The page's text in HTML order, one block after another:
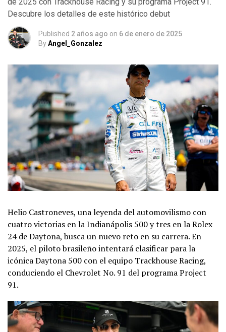
Descubre los detalles de este histórico debut
Published 2 años ago on 6 de enero de 2025
ByAngel_Gonzalez
Helio Castroneves, una leyenda del automovilismo con
cuatro victorias en la Indianápolis 500 y tres en la Rolex
24 de Daytona, busca un nuevo reto en su carrera. En
2025, el piloto brasileño intentará clasificar para la
icónica Daytona 500 con el equipo Trackhouse Racing,
conduciendo el Chevrolet No. 91 del programa Project
91.